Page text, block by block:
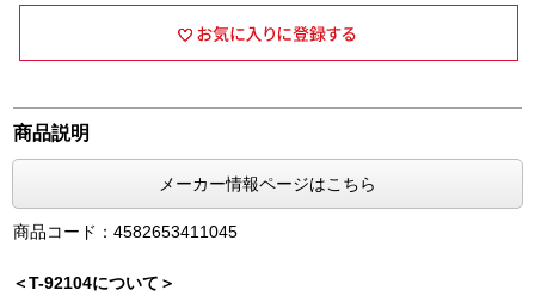
商品説明
メーカー情報ページはこちら
商品コード：4582653411045
＜T-92104について＞